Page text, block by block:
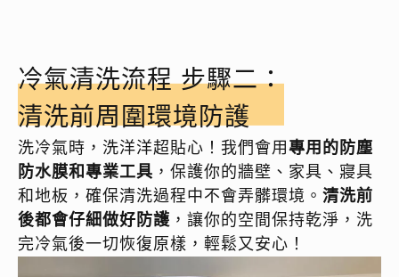
冷氣清洗流程 步驟二：
清洗前周圍環境防護
洗冷氣時，洗洋洋超貼心！我們會用 專用的防塵
防水膜和專業工具 ，保護你的牆壁、家具、寢具
和地板，確保清洗過程中不會弄髒環境。 清洗前
後都會仔細做好防護 ，讓你的空間保持乾淨，洗
完冷氣後一切恢復原樣，輕鬆又安心！